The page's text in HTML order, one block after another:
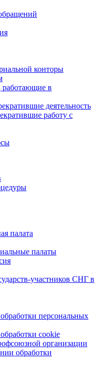
конторы
работающие в
деятельность
работу с
палата
палаты
участников СНГ в
персональных
cookie
организации
обработки